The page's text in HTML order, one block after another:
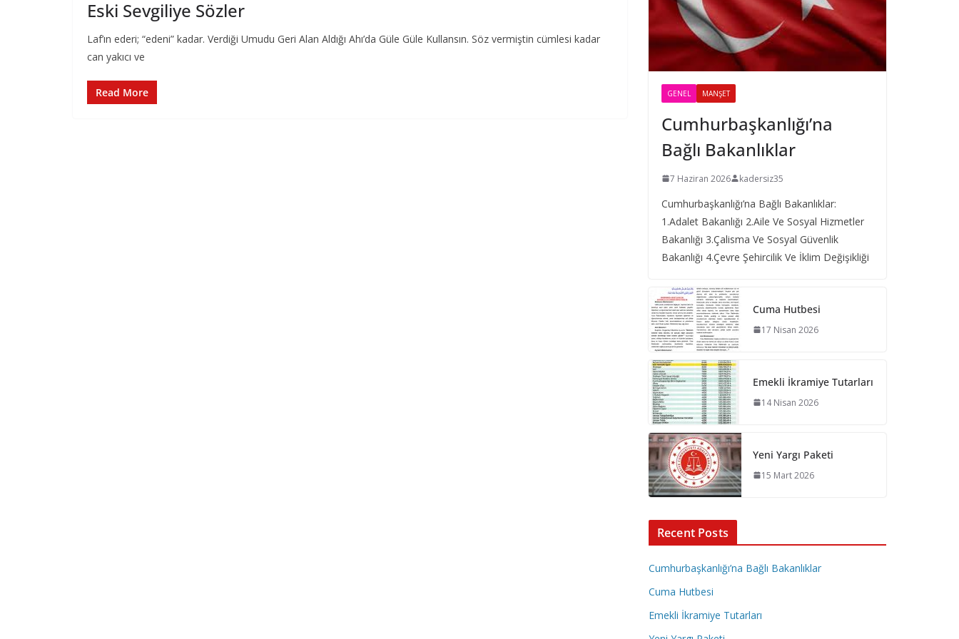
Eski Sevgiliye Sözler
Laf’ın ederi; “edeni” kadar. Verdiği Umudu Geri Alan Aldığı Ahı’da Güle Güle Kullansın. Söz vermiştin cümlesi kadar
can yakıcı ve
Read More GENEL MANŞET
Cumhurbaşkanlığı’na
Bağlı Bakanlıklar
7 Haziran 2026 kadersiz35
Cumhurbaşkanlığı’na Bağlı Bakanlıklar:
1.Adalet Bakanlığı 2.Aile Ve Sosyal Hizmetler
Bakanlığı 3.Çalisma Ve Sosyal Güvenlik
Bakanlığı 4.Çevre Şehircilik Ve İklim Değişikliği
Cuma Hutbesi
17 Nisan 2026
Emekli İkramiye Tutarları
14 Nisan 2026
Yeni Yargı Paketi
15 Mart 2026
Recent Posts
Cumhurbaşkanlığı’na Bağlı Bakanlıklar
Cuma Hutbesi
Emekli İkramiye Tutarları